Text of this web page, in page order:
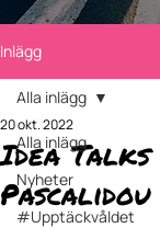
Inlägg
Alla inlägg
Nyheter
#Upptäckvåldet
Alla inlägg
Idea
Pascalidou
20 okt. 2022